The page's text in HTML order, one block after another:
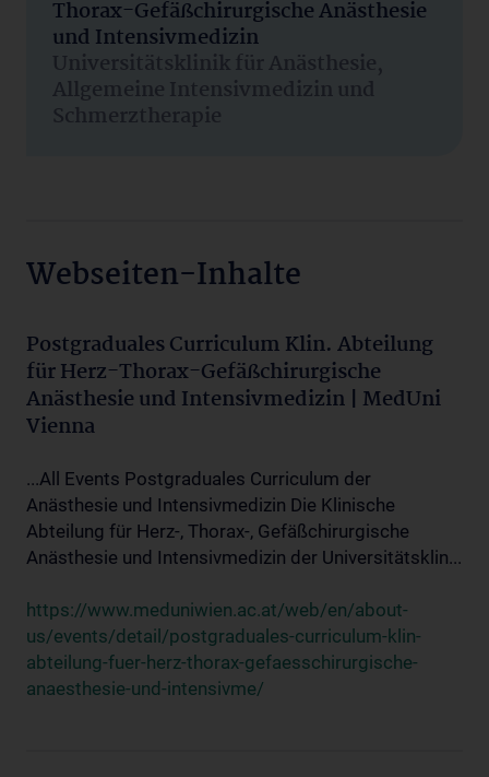
Thorax-Gefäßchirurgische Anästhesie
und Intensivmedizin
Universitätsklinik für Anästhesie,
Allgemeine Intensivmedizin und
Schmerztherapie
Webseiten-Inhalte
Postgraduales Curriculum Klin. Abteilung
für Herz-Thorax-Gefäßchirurgische
Anästhesie und Intensivmedizin | MedUni
Vienna
...All Events Postgraduales Curriculum der
Anästhesie und Intensivmedizin Die Klinische
Abteilung für Herz-, Thorax-, Gefäßchirurgische
Anästhesie und Intensivmedizin der Universitätsklin...
https://www.meduniwien.ac.at/web/en/about-
us/events/detail/postgraduales-curriculum-klin-
abteilung-fuer-herz-thorax-gefaesschirurgische-
anaesthesie-und-intensivme/